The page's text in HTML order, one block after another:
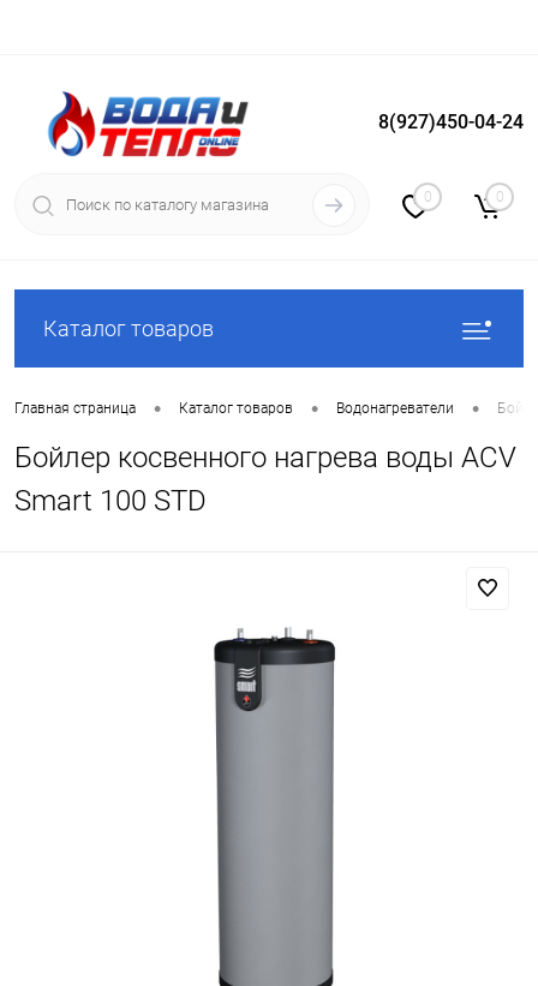
Вход Регистрация
8(927)450-04-24
0 0
Каталог товаров
Главная страница • Каталог товаров • Водонагреватели •
Бойлер косвенного нагрева воды ACV
Smart 100 STD